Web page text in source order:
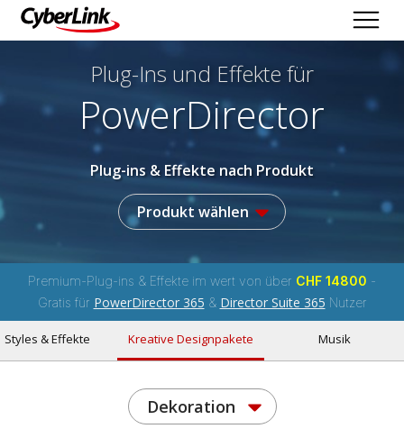
Plug-Ins und Effekte für
PowerDirector
Plug-ins & Effekte nach Produkt
Produkt wählen
Premium-Plug-ins & Effekte im wert von über CHF 14800 -
Gratis für PowerDirector 365 & Director Suite 365 Nutzer
Styles & Effekte Kreative Designpakete Musik
Dekoration